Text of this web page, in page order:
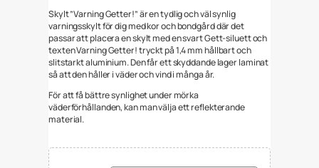
Skylt ”Varning Getter!” är en tydlig och väl synlig
varningsskylt för dig med kor och bondgård där det
passar att placera en skylt med en svart Gett-siluett och
texten Varning Getter! tryckt på 1,4 mm hållbart och
slitstarkt aluminium. Den får ett skyddande lager laminat
så att den håller i väder och vind i många år.
För att få bättre synlighet under mörka
väderförhållanden, kan man välja ett reflekterande
material.